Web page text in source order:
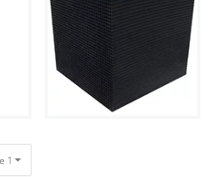
1% 1L Für Inhaliergeräte geeignet 14,90 €